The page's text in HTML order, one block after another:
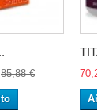
85,88 € 70,29